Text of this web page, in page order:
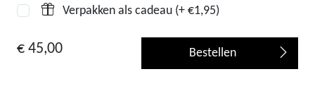
Verpakken als cadeau (+ €1,95)
€ 45,00 Bestellen